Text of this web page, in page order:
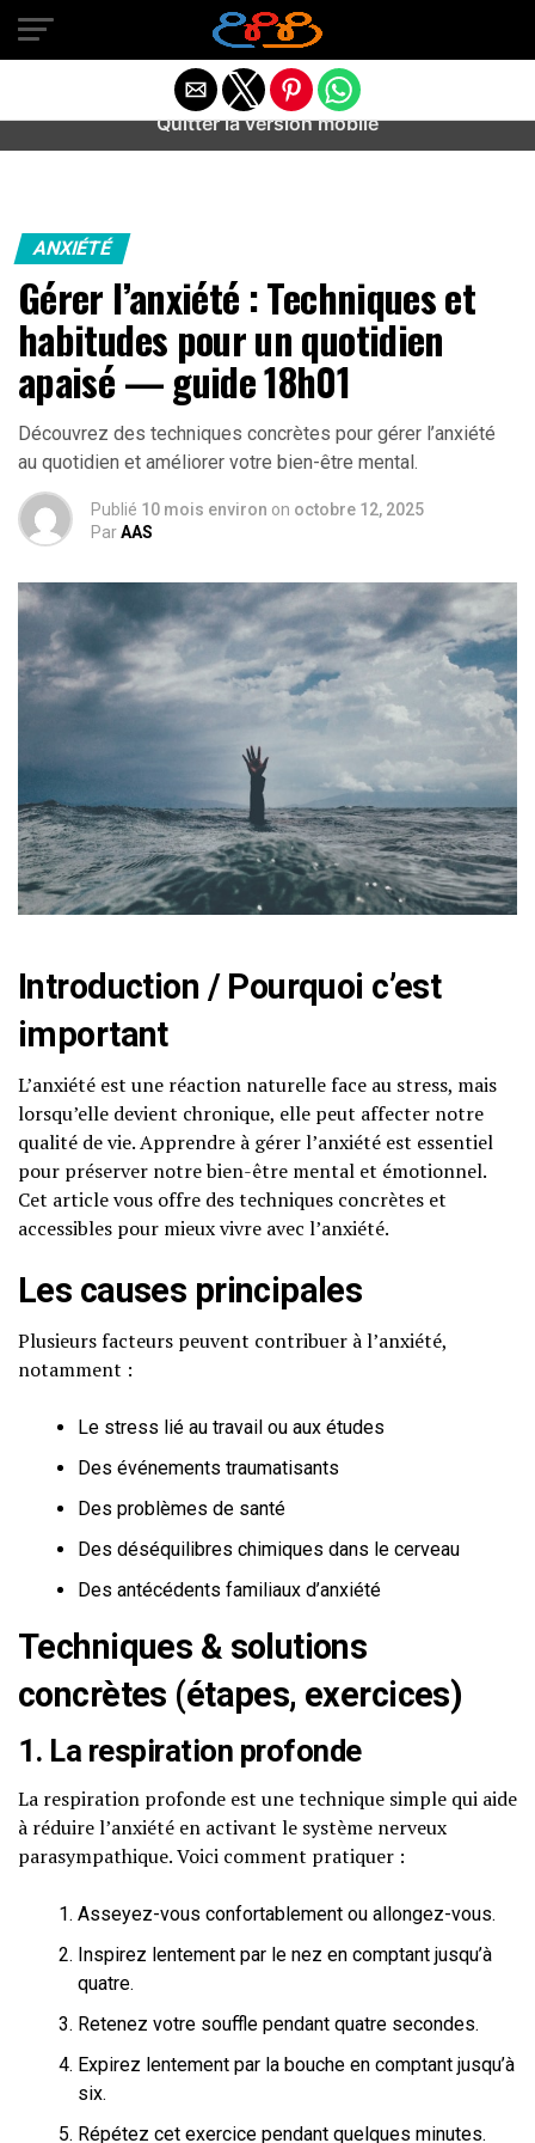
Warning
: preg_match(): Unknown modifier '/' in
/home/u589487443/domains/aideanxietestress.fr/
content/plugins/idev-post-views/includes/class-bots.php
ANXIÉTÉ
Gérer l’anxiété : Techniques et
habitudes pour un quotidien
apaisé — guide 18h01
Découvrez des techniques concrètes pour gérer l’anxiété
au quotidien et améliorer votre bien-être mental.
Publié 10 mois environ on octobre 12, 2025
ParAAS
Introduction / Pourquoi c’est
important
L’anxiété est une réaction naturelle face au stress, mais
lorsqu’elle devient chronique, elle peut affecter notre
qualité de vie. Apprendre à gérer l’anxiété est essentiel
pour préserver notre bien-être mental et émotionnel.
Cet article vous offre des techniques concrètes et
accessibles pour mieux vivre avec l’anxiété.
Les causes principales
Plusieurs facteurs peuvent contribuer à l’anxiété,
notamment :
Le stress lié au travail ou aux études
Des événements traumatisants
Des problèmes de santé
Des déséquilibres chimiques dans le cerveau
Des antécédents familiaux d’anxiété
Techniques & solutions
concrètes (étapes, exercices)
1. La respiration profonde
La respiration profonde est une technique simple qui aide
à réduire l’anxiété en activant le système nerveux
parasympathique. Voici comment pratiquer :
Asseyez-vous confortablement ou allongez-vous.
Inspirez lentement par le nez en comptant jusqu’à
quatre.
Retenez votre souffle pendant quatre secondes.
Expirez lentement par la bouche en comptant jusqu’à
six.
Répétez cet exercice pendant quelques minutes.
Quitter la version mobile